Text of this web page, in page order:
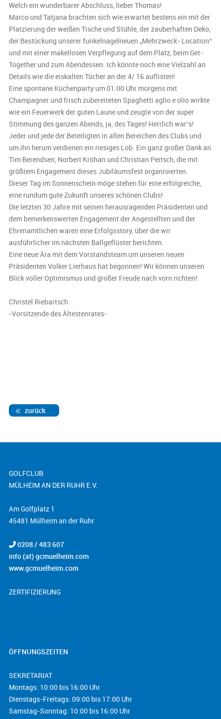
Welch ein wunderbarer Abschluss, lieber Thomas!
Marco und Tatjana brachten sich wie erwartet bestens ein mit der
Platzierung der weißen Tische und Stühle, der zauberhaften Deko,
der Bestückung unserer funkelnagelneuen „Mehrzweck- Location“
und mit einer makellosen Verpflegung auf dem Platz, beim Get-
Together und zum Abendessen. Ich könnte noch eine Vielzahl an
Details wie die eiskalten Tücher an der 4/ 16 auflisten!
Eine spontane Küchenparty um 01:00 Uhr morgens mit
Champagner und frisch zubereiteten Spaghetti aglio e olio wirkte
wie ein Feuerwerk der guten Laune und zeugte von der super
Stimmung des ganzen Abends, ja, des Tages! Herrlich war‘s!
Jeder und jede der Beteiligten in allen Bereichen des Clubs und
um ihn herum verdienen ein riesiges Lob. Ein ganz großer Dank an
Tim Berendsen, Norbert Kröhan und Christian Peitsch, die mit
größtem Engagement dieses Jubiläumsfest organisierten.
Dieser Tag im Sonnenschein möge stehen für eine erfolgreiche,
eine rundum gute Zukunft unseres schönen Clubs!
Die letzten 30 Jahre mit seinen herausragenden Präsidenten und
dem bemerkenswerten Engagement der Angestellten und der
Ehrenamtlichen waren eine Erfolgsstory, über die wir
ausführlicher im nächsten Ballgeflüster berichten.
Eine neue Ära mit dem Vorstandsteam um unseren neuen
Präsidenten Volker Lierhaus hat begonnen! Wir können unseren
Blick voller Optimismus und großer Freude nach vorn richten!
Christel Riebartsch
-Vorsitzende des Ältestenrates-
zurück
GOLFCLUB
MÜLHEIM AN DER RUHR E.V.
Am Golfplatz 1
45481 Mülheim an der Ruhr
0208 / 483 607
info (at) gcmuelheim.com
www.gcmuelheim.com
ZERTIFIZIERUNG
ÖFFNUNGSZEITEN
SEKRETARIAT
Montags: 10:00 bis 16:00 Uhr
Dienstags-Freitags: 09:00 bis 17:00 Uhr
Samstag-Sonntag: 10:00 bis 16:00 Uhr